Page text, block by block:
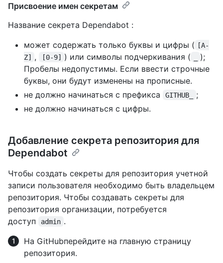
Присвоение имен секретам
Название секрета Dependabot :
может содержать только буквы и цифры ( [A-
Z] , [0-9] ) или символы подчеркивания (
);
Пробелы недопустимы. Если ввести строчные
буквы, они будут изменены на прописные.
не должно начинаться с префикса
GITHUB_
;
не должно начинаться с цифры.
Добавление секрета репозитория для
Dependabot
Чтобы создать секреты для репозитория учетной
записи пользователя необходимо быть владельцем
репозитория. Чтобы создавать секреты для
репозитория организации, потребуется
доступ
admin .
На GitHubперейдите на главную страницу
репозитория.